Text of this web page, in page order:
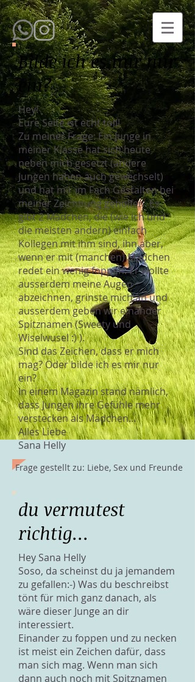
Bilde ich es mir nur
ein?
Hey!
Eure Seite ist echt toll!
Zu meiner Frage: Ein Junge in
meiner Klasse hat sich heute
neben mich gesetzt (andere
Jungen haben auch gewechselt)
und hat mir im Fach Gestalten bei
meiner Zeichnung geholfen. Es
gibt 2 Mädchen, die (wie ich und
die meisten andern) einfach
Kollegen mit ihm sind, ihn aber,
wenn er mit (manchen) Mädchen
redet ein wenig foppen. Er wollte
ausserdem meine Augen
abzeichnen, grinste mich an und
ausserdem geben wir einander
Spitznamen (Sweety und
Wiselwusel :) ).
Sind das Zeichen, dass er mich
mag? Oder bilde ich es mir nur
ein?
In einem Magazin stand nämlich,
dass Jungen ihre Gefühle mehr
verstecken als Mädchen...
Alles Liebe
Sana Helly
Frage gestellt zu: Liebe, Sex und Freunde
du vermutest
richtig...
Hey Sana Helly
Soso, da scheinst du ja jemandem
zu gefallen:-) Was du beschreibst
tönt für mich ganz danach, als
wäre dieser Junge an dir
interessiert.
Einander zu foppen und zu necken
ist meist ein Zeichen dafür, dass
man sich mag. Wenn man sich
dann auch noch mit Spitznamen